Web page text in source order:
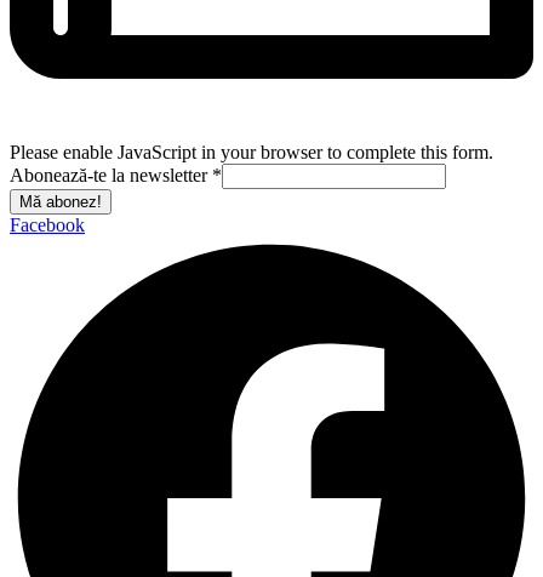
Please enable JavaScript in your browser to complete this form.
Abonează-te la newsletter *
Mă abonez!
Facebook